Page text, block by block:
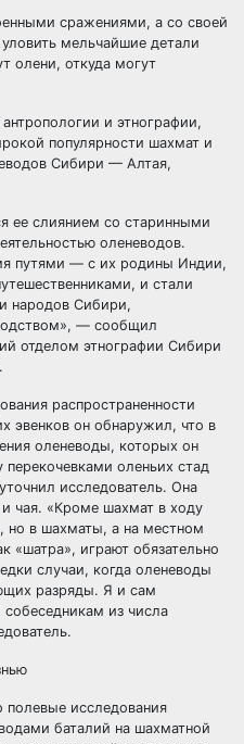
сражениями, а со своей
мельчайшие детали
олени, откуда могут
и этнографии,
популярности шахмат и
Сибири — Алтая,
ее слиянием со старинными
оленеводов.
путями — с их родины Индии,
и стали
народов Сибири,
— сообщил
отделом этнографии Сибири
распространенности
эвенков он обнаружил, что в
оленеводы, которых он
оленьих стад
исследователь. Она
чая. «Кроме шахмат в ходу
но в шахматы, а на местном
«шатра», играют обязательно
случаи, когда оленеводы
разряды. Я и сам
из числа
исследования
баталий на шахматной